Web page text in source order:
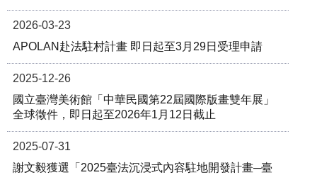
2026-03-23
APOLAN赴法駐村計畫 即日起至3月29日受理申請
2025-12-26
國立臺灣美術館「中華民國第22屆國際版畫雙年展」
全球徵件，即日起至2026年1月12日截止
2025-07-31
謝文毅獲選「2025臺法沉浸式內容駐地開發計畫─臺